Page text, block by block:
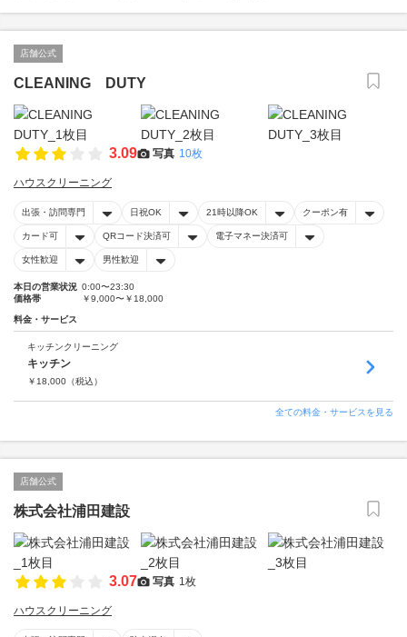
店舗公式
CLEANING DUTY
3.09 写真 10枚
ハウスクリーニング
出張・訪問専門 日祝OK 21時以降OK クーポン有
カード可 QRコード決済可 電子マネー決済可
女性歓迎 男性歓迎
本日の営業状況 0:00〜23:30
価格帯
￥9,000〜￥18,000
料金・サービス
キッチンクリーニング
キッチン
￥ 18,000 （税込）
全ての料金・サービスを見る
店舗公式
株式会社浦田建設
3.07 写真 1枚
ハウスクリーニング